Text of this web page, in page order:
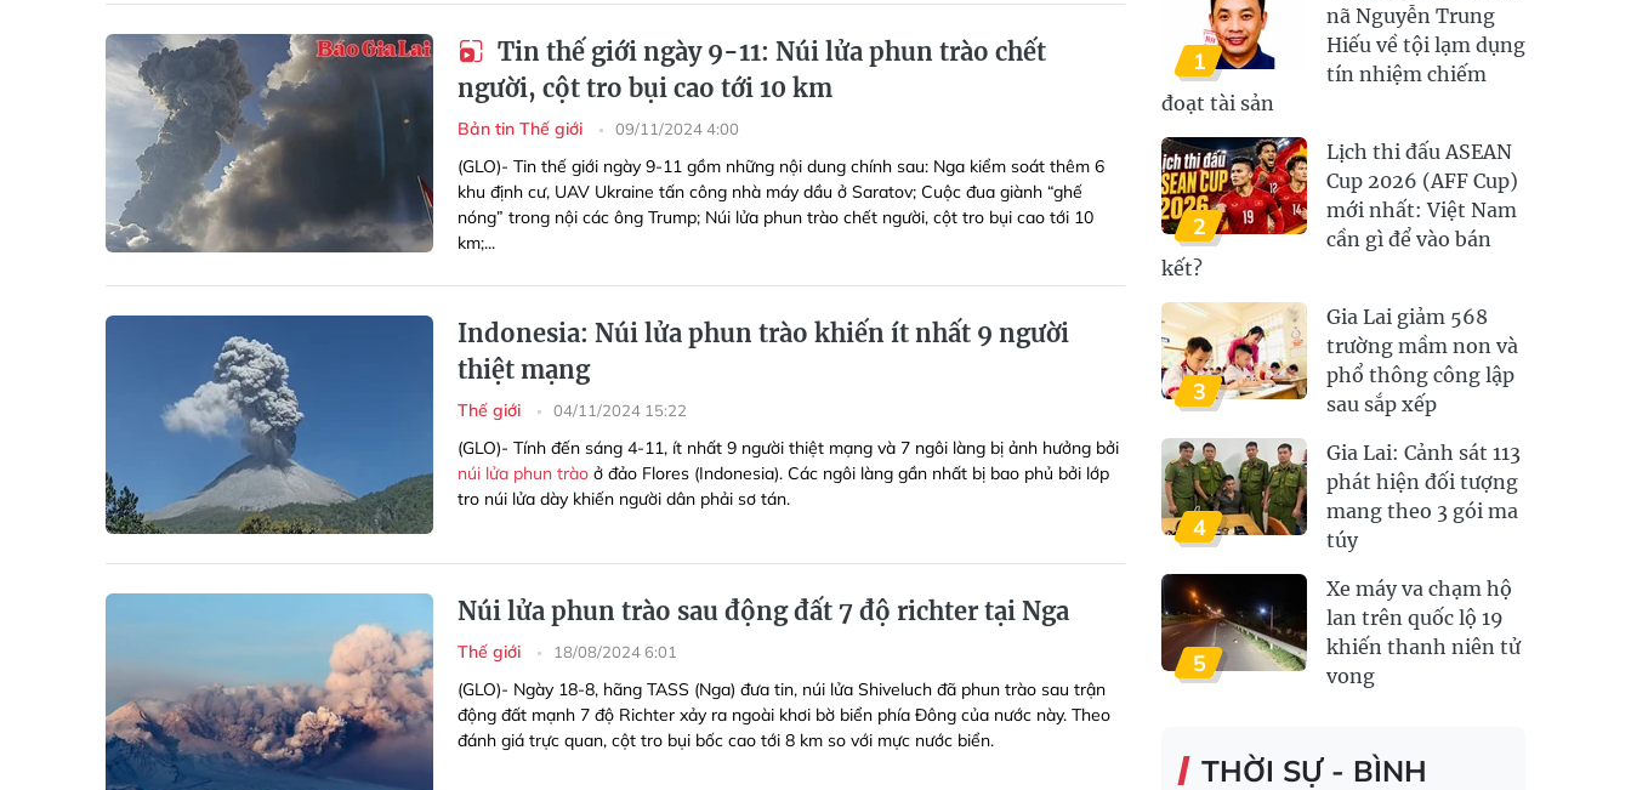
Tin thế giới ngày 9-11: Núi lửa phun trào chết
người, cột tro bụi cao tới 10 km
Bản tin Thế giới 09/11/2024 4:00
(GLO)- Tin thế giới ngày 9-11 gồm những nội dung chính sau: Nga kiểm soát thêm 6
khu định cư, UAV Ukraine tấn công nhà máy dầu ở Saratov; Cuộc đua giành “ghế
nóng” trong nội các ông Trump; Núi lửa phun trào chết người, cột tro bụi cao tới 10
km;...
Indonesia: Núi lửa phun trào khiến ít nhất 9 người
thiệt mạng
Thế giới 04/11/2024 15:22
(GLO)- Tính đến sáng 4-11, ít nhất 9 người thiệt mạng và 7 ngôi làng bị ảnh hưởng bởi
núi lửa phun trào ở đảo Flores (Indonesia). Các ngôi làng gần nhất bị bao phủ bởi lớp
tro núi lửa dày khiến người dân phải sơ tán.
Núi lửa phun trào sau động đất 7 độ richter tại Nga
Thế giới 18/08/2024 6:01
(GLO)- Ngày 18-8, hãng TASS (Nga) đưa tin, núi lửa Shiveluch đã phun trào sau trận
động đất mạnh 7 độ Richter xảy ra ngoài khơi bờ biển phía Đông của nước này. Theo
đánh giá trực quan, cột tro bụi bốc cao tới 8 km so với mực nước biển.
1
nã Nguyễn Trung
Hiếu về tội lạm dụng
tín nhiệm chiếm
đoạt tài sản
2
Lịch thi đấu ASEAN
Cup 2026 (AFF Cup)
mới nhất: Việt Nam
cần gì để vào bán
kết?
3
Gia Lai giảm 568
trường mầm non và
phổ thông công lập
sau sắp xếp
4
Gia Lai: Cảnh sát 113
phát hiện đối tượng
mang theo 3 gói ma
túy
5
Xe máy va chạm hộ
lan trên quốc lộ 19
khiến thanh niên tử
vong
THỜI SỰ - BÌNH